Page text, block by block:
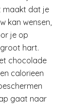
maakt dat je
kan wensen,
je op
hart.
chocolade
calorieen
gaat naar